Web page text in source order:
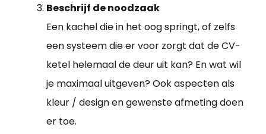
Beschrijf de noodzaak
Een kachel die in het oog springt, of zelfs
een systeem die er voor zorgt dat de CV-
ketel helemaal de deur uit kan? En wat wil
je maximaal uitgeven? Ook aspecten als
kleur / design en gewenste afmeting doen
er toe.